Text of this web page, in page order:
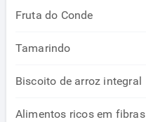
Fruta do Conde
Tamarindo
Biscoito de arroz integral
Alimentos ricos em fibras